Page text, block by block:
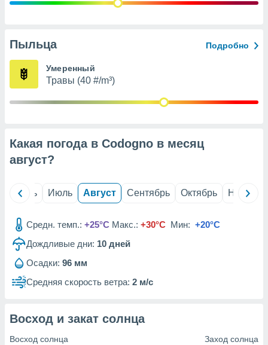
рекламы
сведения
1199
Пыльца Подробно
Умеренный
Травы (40 #/m³)
Какая погода в Codogno в месяц
август?
Июнь Июль Август Сентябрь Октябрь Ноябрь
Средн. темп.: +25°C Макс.: +30°C Мин: +20°C
Дождливые дни: 10 дней
Осадки: 96 мм
Средняя скорость ветра: 2 м/с
Восход и закат солнца
Восход солнца Заход солнца